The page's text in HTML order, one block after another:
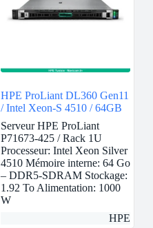
HPE ProLiant DL360 Gen11
/ Intel Xeon-S 4510 / 64GB
Serveur HPE ProLiant
P71673-425 / Rack 1U
Processeur: Intel Xeon Silver
4510 Mémoire interne: 64 Go
– DDR5-SDRAM Stockage:
1.92 To Alimentation: 1000
W
HPE